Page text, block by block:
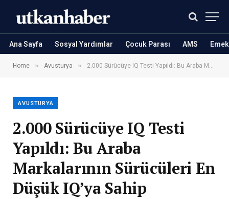
Ana Sayfa Sosyal Yardımlar Çocuk Parası AMS
Home » Avusturya » 2.000 Sürücüye IQ Testi Yapıldı: Bu Araba Markalarının Sürücüleri En Düşük IQ’ya Sahip
AVUSTURYA
2.000 Sürücüye IQ Testi
Yapıldı: Bu Araba
Markalarının Sürücüleri En
Düşük IQ’ya Sahip